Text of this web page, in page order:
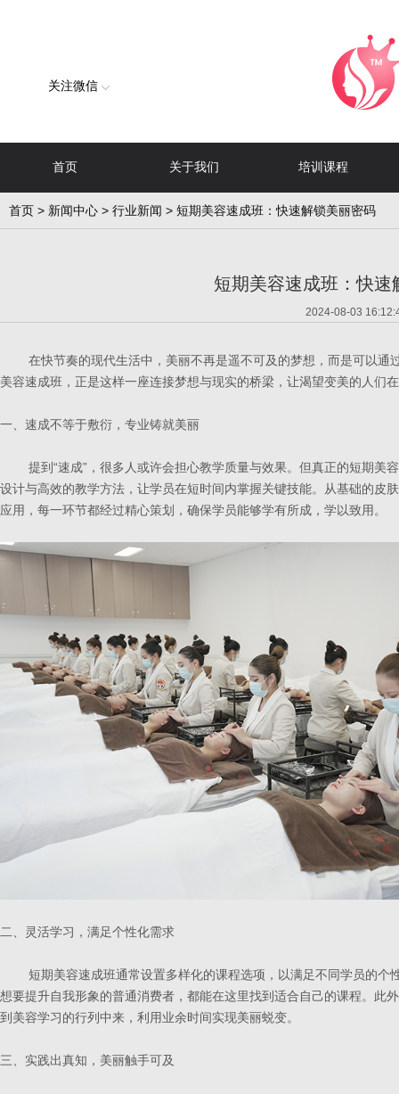
关注微信
首页 关于我们 培训课程
首页 > 新闻中心 > 行业新闻 > 短期美容速成班：快速解锁美丽密码
短期美容速成班：快速
2024-08-03
在快节奏的现代生活中，美丽不再是遥不可及的梦想，而是可以通
美容速成班，正是这样一座连接梦想与现实的桥梁，让渴望变美的人们
一、速成不等于敷衍，专业铸就美丽
提到“速成”，很多人或许会担心教学质量与效果。但真正的短期美
设计与高效的教学方法，让学员在短时间内掌握关键技能。从基础的皮
应用，每一环节都经过精心策划，确保学员能够学有所成，学以致用。
二、灵活学习，满足个性化需求
短期美容速成班通常设置多样化的课程选项，以满足不同学员的个
想要提升自我形象的普通消费者，都能在这里找到适合自己的课程。此
到美容学习的行列中来，利用业余时间实现美丽蜕变。
三、实践出真知，美丽触手可及